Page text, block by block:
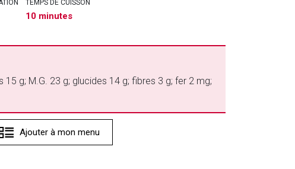
TEMPS DE CUISSON
10 minutes
g; M.G. 23 g; glucides 14 g; fibres 3 g; fer 2 mg;
Ajouter à mon menu